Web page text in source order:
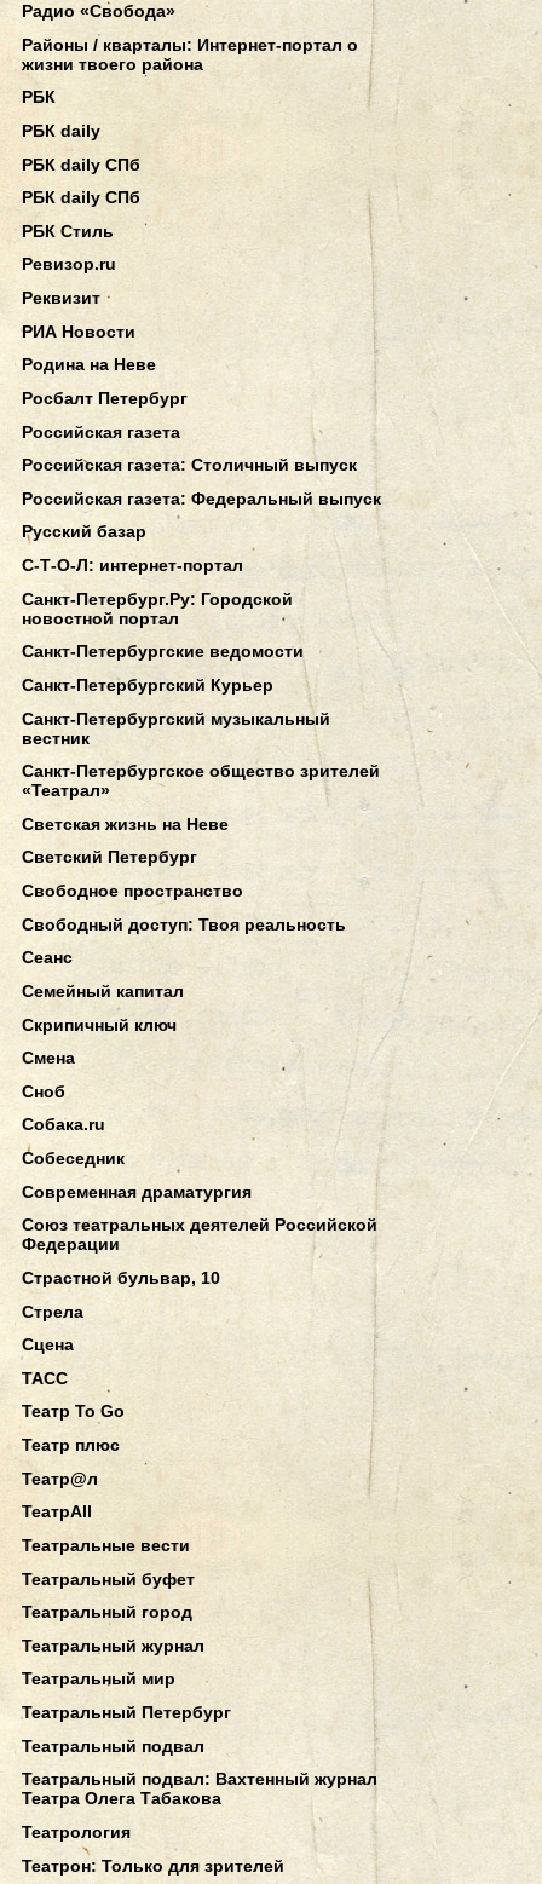
Радио «Свобода»
Районы / кварталы: Интернет-портал о
жизни твоего района
РБК
РБК daily
РБК daily СПб
РБК daily СПб
РБК Стиль
Ревизор.ru
Реквизит
РИА Новости
Родина на Неве
Росбалт Петербург
Российская газета
Российская газета: Столичный выпуск
Российская газета: Федеральный выпуск
Русский базар
С-Т-О-Л: интернет-портал
Санкт-Петербург.Ру: Городской
новостной портал
Санкт-Петербургские ведомости
Санкт-Петербургский Курьер
Санкт-Петербургский музыкальный
вестник
Санкт-Петербургское общество зрителей
«Театрал»
Светская жизнь на Неве
Светский Петербург
Свободное пространство
Свободный доступ: Твоя реальность
Сеанс
Семейный капитал
Скрипичный ключ
Смена
Сноб
Собака.ru
Собеседник
Современная драматургия
Союз театральных деятелей Российской
Федерации
Страстной бульвар, 10
Стрела
Сцена
ТАСС
Театр To Go
Театр плюс
Театр@л
ТеатрAll
Театральные вести
Театральный буфет
Театральный город
Театральный журнал
Театральный мир
Театральный Петербург
Театральный подвал
Театральный подвал: Вахтенный журнал
Театра Олега Табакова
Театрология
Театрон: Только для зрителей